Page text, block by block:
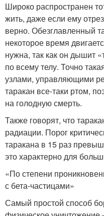
Широко распространен
жить, даже если ему
верно. Обезглавленный
некоторое время
нужна, так как он дышит
по всему телу. Точно
узлами, управляющими
таракан все-таки ртом,
на голодную смерть.
Также говорят, что
радиации. Порог
таракана в 15 раз
это характерно для
«По степени
с бета-частицами»
Самый простой способ